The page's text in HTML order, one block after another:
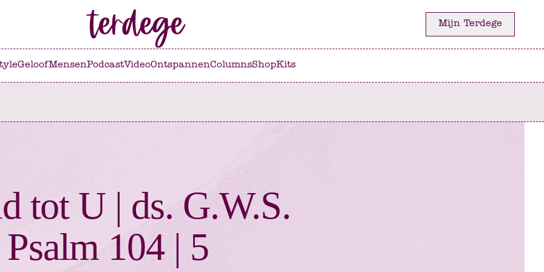
Mijn Terdege
GeloofMensenPodcastVideoOntspannenColumnsShopKits
tot U | ds. G.W.S.
104 | 5